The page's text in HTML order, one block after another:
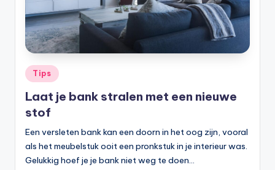
Tips
Laat je bank stralen met een nieuwe
stof
Een versleten bank kan een doorn in het oog zijn, vooral
als het meubelstuk ooit een pronkstuk in je interieur was.
Gelukkig hoef je je bank niet weg te doen…